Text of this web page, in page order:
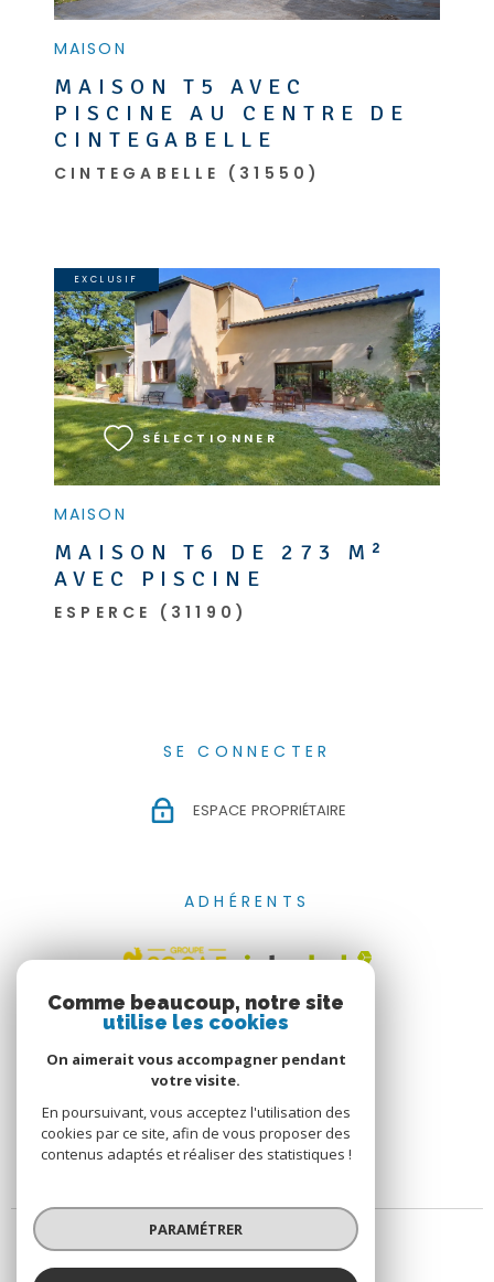
MAISON
MAISON T5 AVEC
PISCINE AU CENTRE DE
CINTEGABELLE
CINTEGABELLE (31550)
MAISON
MAISON T6 DE 273 M²
AVEC PISCINE
ESPERCE (31190)
EXCLUSIF
SÉLECTIONNER
VOIR LE BIEN
SE CONNECTER
ESPACE PROPRIÉTAIRE
ADHÉRENTS
Comme beaucoup, notre site
utilise les cookies
On aimerait vous accompagner pendant
votre visite.
En poursuivant, vous acceptez l'utilisation des
cookies par ce site, afin de vous proposer des
contenus adaptés et réaliser des statistiques !
PARAMÉTRER